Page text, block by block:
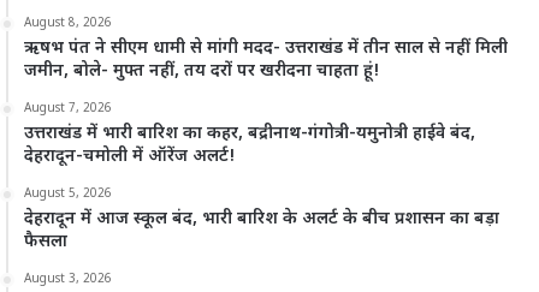
August 8, 2026
ऋषभ पंत ने सीएम धामी से मांगी मदद- उत्तराखंड में तीन साल से नहीं मिली
जमीन, बोले- मुफ्त नहीं, तय दरों पर खरीदना चाहता हूं!
August 7, 2026
उत्तराखंड में भारी बारिश का कहर, बद्रीनाथ-गंगोत्री-यमुनोत्री हाईवे बंद,
देहरादून-चमोली में ऑरेंज अलर्ट!
August 5, 2026
देहरादून में आज स्कूल बंद, भारी बारिश के अलर्ट के बीच प्रशासन का बड़ा
फैसला
August 3, 2026